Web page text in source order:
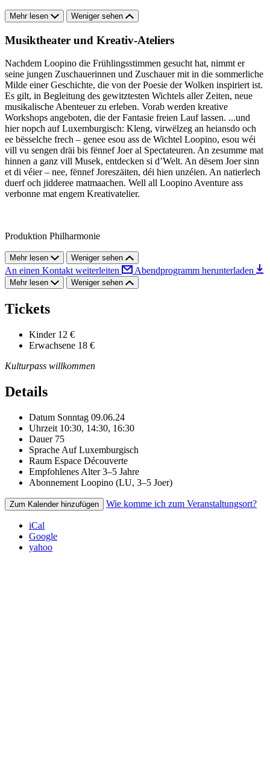
Mehr lesen Weniger sehen
Musiktheater und Kreativ-Ateliers
Nachdem Loopino die Frühlingsstimmen gesucht hat, nimmt er
seine jungen Zuschauerinnen und Zuschauer mit in die sommerliche
Milde einer Geschichte, die von der Poesie der Wolken inspiriert ist.
Es gilt, in Begleitung des gewitztesten Wichtels aller Zeiten, neue
musikalische Abenteuer zu erleben. Vorab werden kreative
Workshops angeboten, die der Fantasie freien Lauf lassen. ...und
hier nopch auf Luxemburgisch: Kleng, virwëlzeg an heiansdo och
ee bësselche frech – genee esou ass de Wichtel Loopino, esou wéi
vill vu sengen dräi bis fënnef Joer al Spectateuren. An zesumme mat
hinnen a ganz vill Musek, entdecken si d’Welt. An dësem Joer sinn
et di véier – nee, fënnef Joreszäiten, déi hien unzéien. An natierlech
duerf och jidderee matmaachen. Well all Loopino Aventure ass
verbonne mat engem Kreativatelier.
Produktion Philharmonie
Mehr lesen Weniger sehen
An einen Kontakt weiterleiten Abendprogramm herunterladen
Mehr lesen Weniger sehen
Tickets
Kinder 12 €
Erwachsene 18 €
Kulturpass willkommen
Details
Datum Sonntag 09.06.24
Uhrzeit 10:30, 14:30, 16:30
Dauer 75
Sprache Auf Luxemburgisch
Raum Espace Découverte
Empfohlenes Alter 3–5 Jahre
Abonnement Loopino (LU, 3–5 Joer)
Zum Kalender hinzufügen Wie komme ich zum Veranstaltungsort?
iCal
Google
yahoo